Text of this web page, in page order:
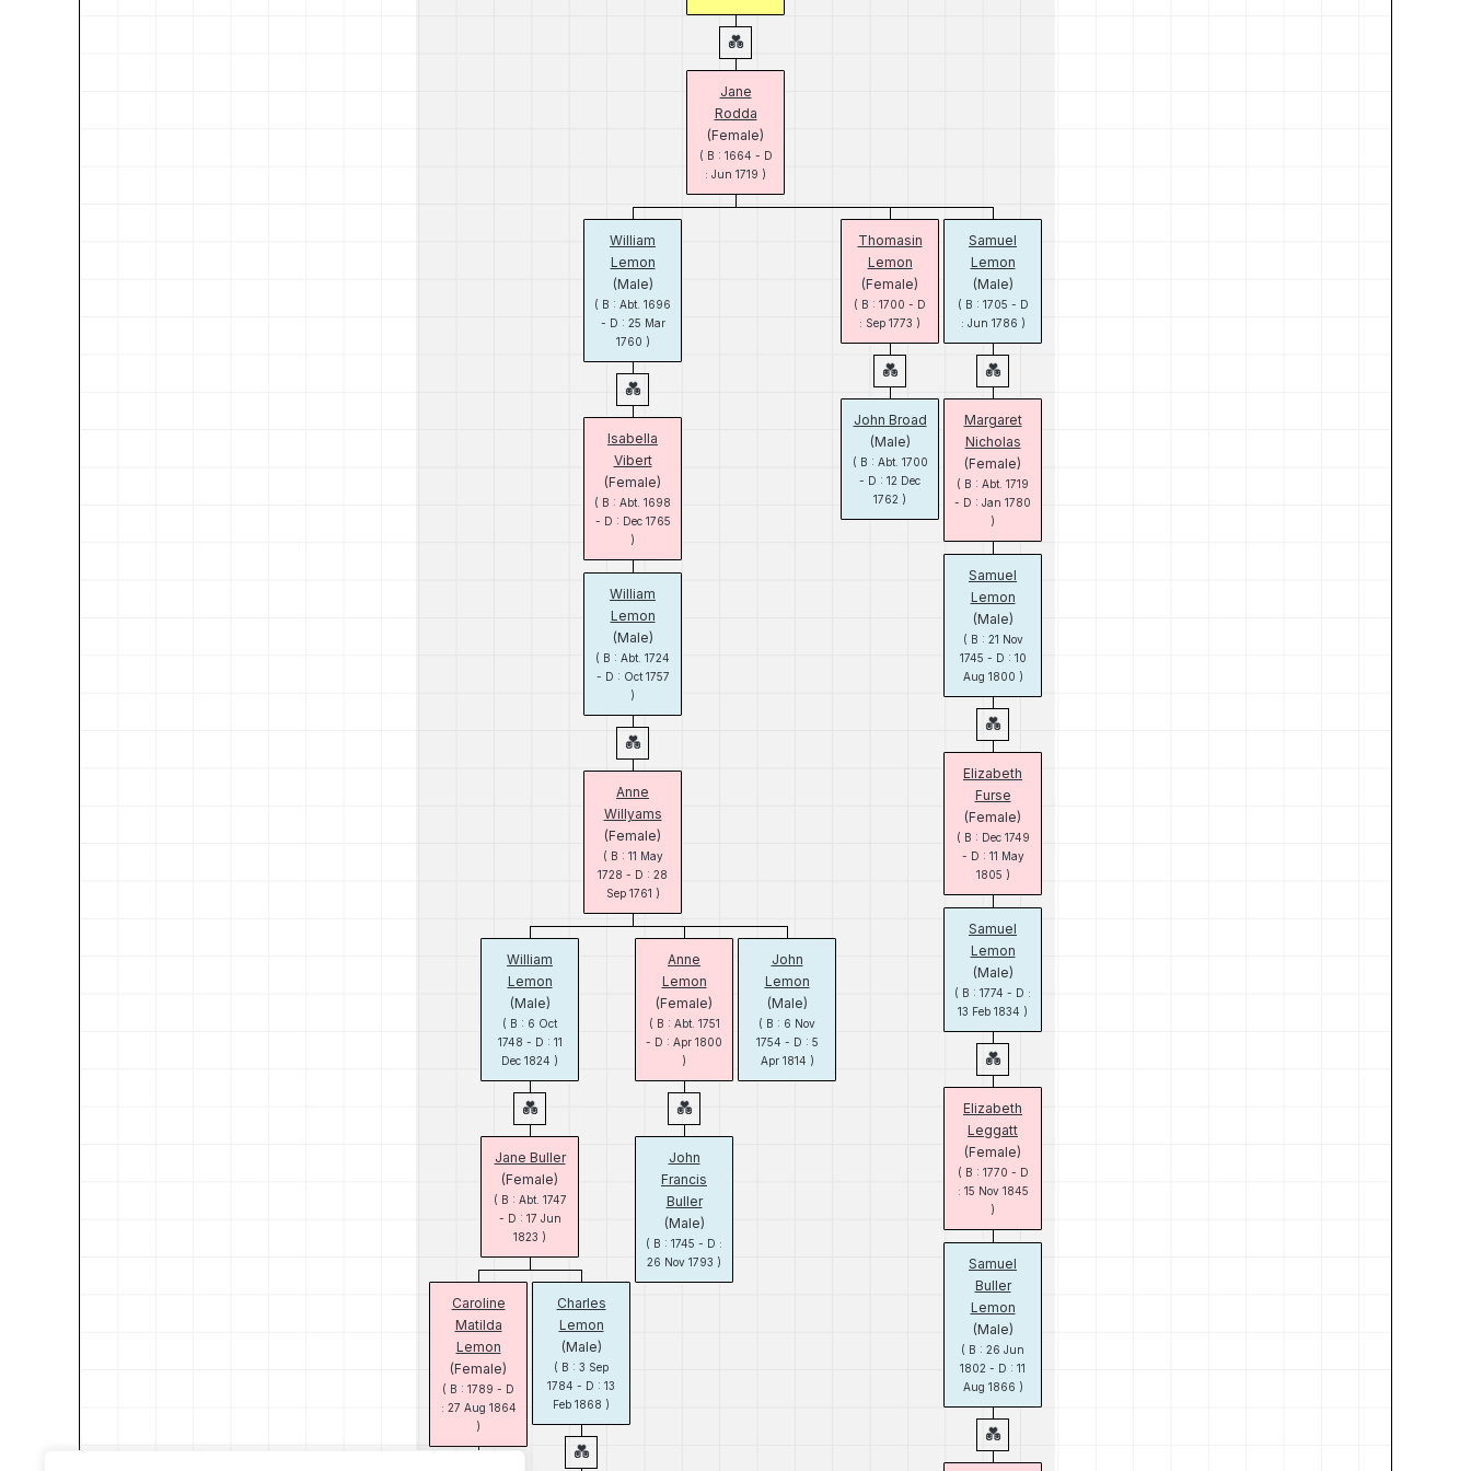
Jane
Rodda
(Female)
( B : 1664 - D
: Jun 1719 )
William
Lemon
(Male)
( B : Abt. 1696
- D : 25 Mar
1760 )
Isabella
Vibert
(Female)
( B : Abt. 1698
- D : Dec 1765
)
William
Lemon
(Male)
( B : Abt. 1724
- D : Oct 1757
)
Anne
Willyams
(Female)
( B : 11 May
1728 - D : 28
Sep 1761 )
William
Lemon
(Male)
( B : 6 Oct
1748 - D : 11
Dec 1824 )
Jane Buller
(Female)
( B : Abt. 1747
- D : 17 Jun
1823 )
Caroline
Matilda
Lemon
(Female)
( B : 1789 - D
: 27 Aug 1864
)
Charles
Lemon
(Male)
( B : 3 Sep
1784 - D : 13
Feb 1868 )
Anne
Lemon
(Female)
( B : Abt. 1751
- D : Apr 1800
)
John
Francis
Buller
(Male)
( B : 1745 - D :
26 Nov 1793 )
John
Lemon
(Male)
( B : 6 Nov
1754 - D : 5
Apr 1814 )
Thomasin
Lemon
(Female)
( B : 1700 - D
: Sep 1773 )
John Broad
(Male)
( B : Abt. 1700
- D : 12 Dec
1762 )
Samuel
Lemon
(Male)
( B : 1705 - D
: Jun 1786 )
Margaret
Nicholas
(Female)
( B : Abt. 1719
- D : Jan 1780
)
Samuel
Lemon
(Male)
( B : 21 Nov
1745 - D : 10
Aug 1800 )
Elizabeth
Furse
(Female)
( B : Dec 1749
- D : 11 May
1805 )
Samuel
Lemon
(Male)
( B : 1774 - D :
13 Feb 1834 )
Elizabeth
Leggatt
(Female)
( B : 1770 - D
: 15 Nov 1845
)
Samuel
Buller
Lemon
(Male)
( B : 26 Jun
1802 - D : 11
Aug 1866 )